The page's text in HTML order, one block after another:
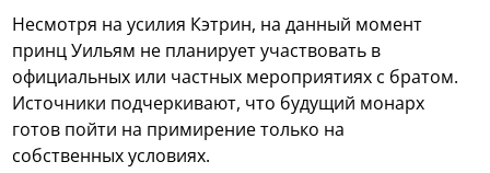
Несмотря на усилия Кэтрин, на данный момент
принц Уильям не планирует участвовать в
официальных или частных мероприятиях с братом.
Источники подчеркивают, что будущий монарх
готов пойти на примирение только на
собственных условиях.